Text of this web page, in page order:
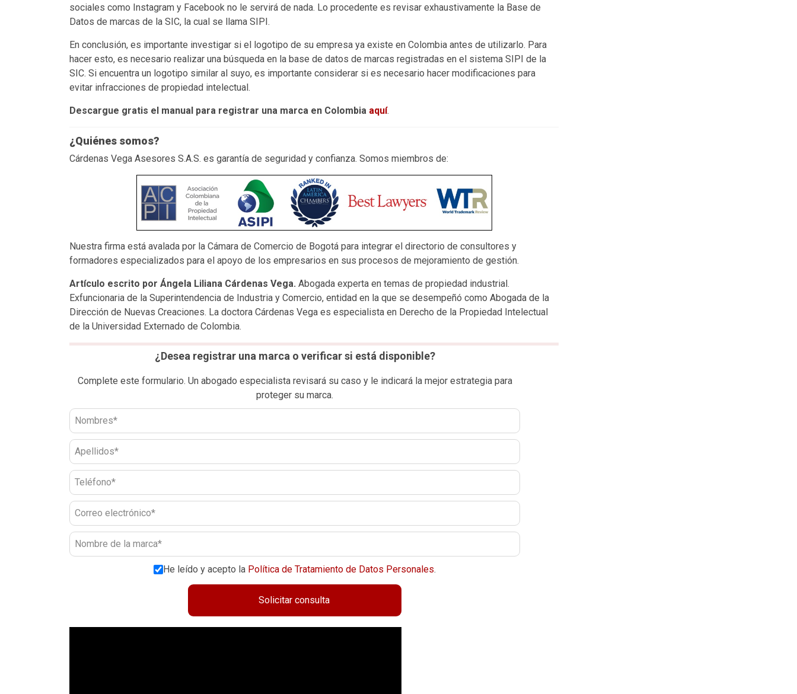
sociales como Instagram y Facebook no le servirá de nada. Lo procedente es revisar exhaustivamente la Base de
Datos de marcas de la SIC, la cual se llama SIPI.
En conclusión, es importante investigar si el logotipo de su empresa ya existe en Colombia antes de utilizarlo. Para
hacer esto, es necesario realizar una búsqueda en la base de datos de marcas registradas en el sistema SIPI de la
SIC. Si encuentra un logotipo similar al suyo, es importante considerar si es necesario hacer modificaciones para
evitar infracciones de propiedad intelectual.
Descargue gratis el manual para registrar una marca en Colombia aquí.
¿Quiénes somos?
Cárdenas Vega Asesores S.A.S. es garantía de seguridad y confianza. Somos miembros de:
Nuestra firma está avalada por la Cámara de Comercio de Bogotá para integrar el directorio de consultores y
formadores especializados para el apoyo de los empresarios en sus procesos de mejoramiento de gestión.
Artículo escrito por Ángela Liliana Cárdenas Vega. Abogada experta en temas de propiedad industrial.
Exfuncionaria de la Superintendencia de Industria y Comercio, entidad en la que se desempeñó como Abogada de la
Dirección de Nuevas Creaciones. La doctora Cárdenas Vega es especialista en Derecho de la Propiedad Intelectual
de la Universidad Externado de Colombia.
¿Desea registrar una marca o verificar si está disponible?
Complete este formulario. Un abogado especialista revisará su caso y le indicará la mejor estrategia para
proteger su marca.
He leído y acepto la Política de Tratamiento de Datos Personales.
Solicitar consulta